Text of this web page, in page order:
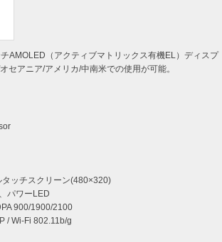
AMOLED（アクティブマトリックス有機EL）ディスプ
セアニア/アメリカ/中南米での使用が可能。
ッチスクリーン(480×320)
パワーLED
900/1900/2100
/ Wi-Fi 802.11b/g